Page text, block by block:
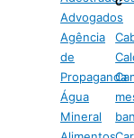
Advogados
Agência
de
Propaganda
Água
Mineral